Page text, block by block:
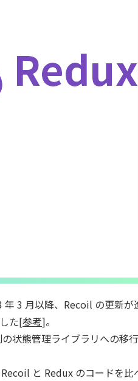
3 月以降、Recoil の更新が
た[参考]。
状態管理ライブラリへの移
と Redux のコードを比